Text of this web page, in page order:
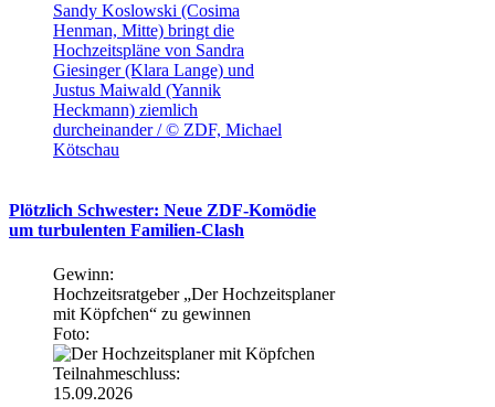
Sandy Koslowski (Cosima
Henman, Mitte) bringt die
Hochzeitspläne von Sandra
Giesinger (Klara Lange) und
Justus Maiwald (Yannik
Heckmann) ziemlich
durcheinander / © ZDF, Michael
Kötschau
Plötzlich Schwester: Neue ZDF-Komödie
um turbulenten Familien-Clash
Gewinn:
Hochzeitsratgeber „Der Hochzeitsplaner
mit Köpfchen“ zu gewinnen
Foto:
Teilnahmeschluss:
15.09.2026